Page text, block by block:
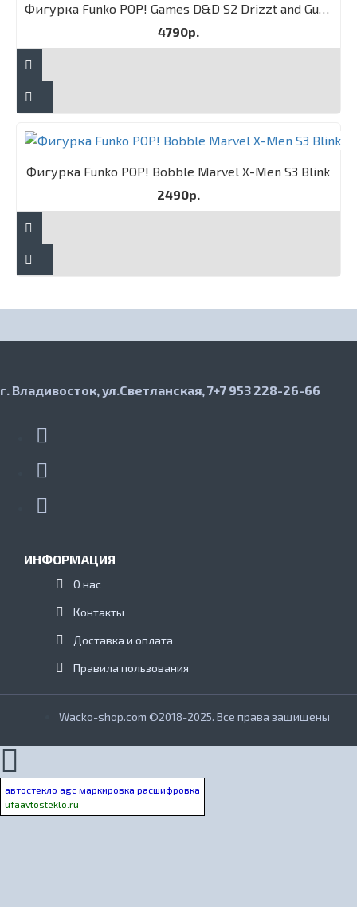
Фигурка Funko POP! Games D&D S2 Drizzt and Guenhwyvar 2PK
4790р.
Фигурка Funko POP! Bobble Marvel X-Men S3 Blink
2490р.
г. Владивосток, ул.Светланская, 7+7 953 228-26-66
ИНФОРМАЦИЯ
О нас
Контакты
Доставка и оплата
Правила пользования
Wacko-shop.com ©2018-2025. Все права защищены
автостекло agc маркировка расшифровка
ufaavtosteklo.ru